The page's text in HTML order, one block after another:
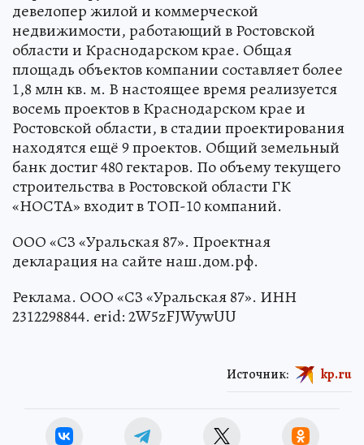
девелопер жилой и коммерческой
недвижимости, работающий в Ростовской
области и Краснодарском крае. Общая
площадь объектов компании составляет более
1,8 млн кв. м. В настоящее время реализуется
восемь проектов в Краснодарском крае и
Ростовской области, в стадии проектирования
находятся ещё 9 проектов. Общий земельный
банк достиг 480 гектаров. По объему текущего
строительства в Ростовской области ГК
«НОСТА» входит в ТОП-10 компаний.
ООО «СЗ «Уральская 87». Проектная
декларация на сайте наш.дом.рф.
Реклама. ООО «СЗ «Уральская 87». ИНН
2312298844. erid: 2W5zFJWywUU
Источник: kp.ru